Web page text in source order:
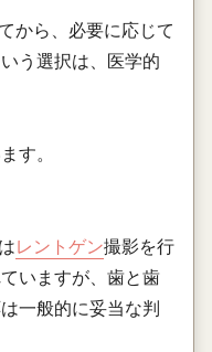
から、必要に応じて
う選択は、医学的
す。
レントゲン撮影を行
いますが、歯と歯
一般的に妥当な判